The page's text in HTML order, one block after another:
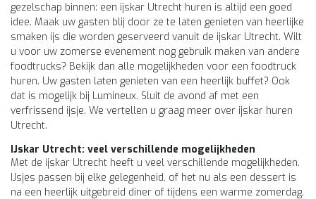
gezelschap binnen: een ijskar Utrecht huren is altijd een goed
idee. Maak uw gasten blij door ze te laten genieten van heerlijke
smaken ijs die worden geserveerd vanuit de ijskar Utrecht. Wilt
u voor uw zomerse evenement nog gebruik maken van andere
foodtrucks? Bekijk dan alle mogelijkheden voor een foodtruck
huren. Uw gasten laten genieten van een heerlijk buffet? Ook
dat is mogelijk bij Lumineux. Sluit de avond af met een
verfrissend ijsje. We vertellen u graag meer over ijskar huren
Utrecht.
IJskar Utrecht: veel verschillende mogelijkheden
Met de ijskar Utrecht heeft u veel verschillende mogelijkheden.
IJsjes passen bij elke gelegenheid, of het nu als een dessert is
na een heerlijk uitgebreid diner of tijdens een warme zomerdag.